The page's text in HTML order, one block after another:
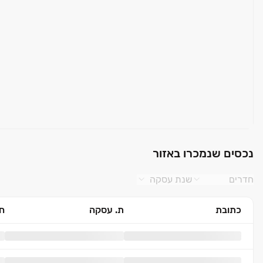
נכסים שנמכרו באזור
חדרים שנת עסקה
כתובת ת. עסקה